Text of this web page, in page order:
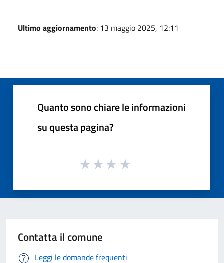
Ultimo aggiornamento: 13 maggio 2025, 12:11
Quanto sono chiare le informazioni
su questa pagina?
Contatta il comune
Leggi le domande frequenti